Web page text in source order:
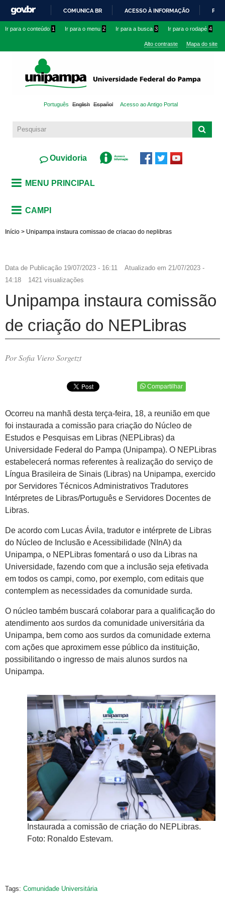
conteúdo
IR
O
COMUNICA BR ACESSO À INFORMAÇÃO
Ir para o conteúdo 1 Ir para o menu 2 Ir para a busca 3 Ir para o rodapé 4
Alto contraste Mapa do site
Português English Español Acesso ao Antigo Portal
Ouvidoria
MENU PRINCIPAL
CAMPI
Início > Unipampa instaura comissao de criacao do neplibras
Data de Publicação 19/07/2023 - 16:11 Atualizado em 21/07/2023 -
14:18
1421 visualizações
Unipampa instaura comissão
de criação do NEPLibras
Por Sofia Viero Sorgetzt
Compartilhar
Ocorreu na manhã desta terça-feira, 18, a reunião em que
foi instaurada a comissão para criação do Núcleo de
Estudos e Pesquisas em Libras (NEPLibras) da
Universidade Federal do Pampa (Unipampa). O NEPLibras
estabelecerá normas referentes à realização do serviço de
Língua Brasileira de Sinais (Libras) na Unipampa, exercido
por Servidores Técnicos Administrativos Tradutores
Intérpretes de Libras/Português e Servidores Docentes de
Libras.
De acordo com Lucas Ávila, tradutor e intérprete de Libras
do Núcleo de Inclusão e Acessibilidade (NInA) da
Unipampa, o NEPLibras fomentará o uso da Libras na
Universidade, fazendo com que a inclusão seja efetivada
em todos os campi, como, por exemplo, com editais que
contemplem as necessidades da comunidade surda.
O núcleo também buscará colaborar para a qualificação do
atendimento aos surdos da comunidade universitária da
Unipampa, bem como aos surdos da comunidade externa
com ações que aproximem esse público da instituição,
possibilitando o ingresso de mais alunos surdos na
Unipampa.
Instaurada a comissão de criação do NEPLibras.
Foto: Ronaldo Estevam.
Tags: Comunidade Universitária